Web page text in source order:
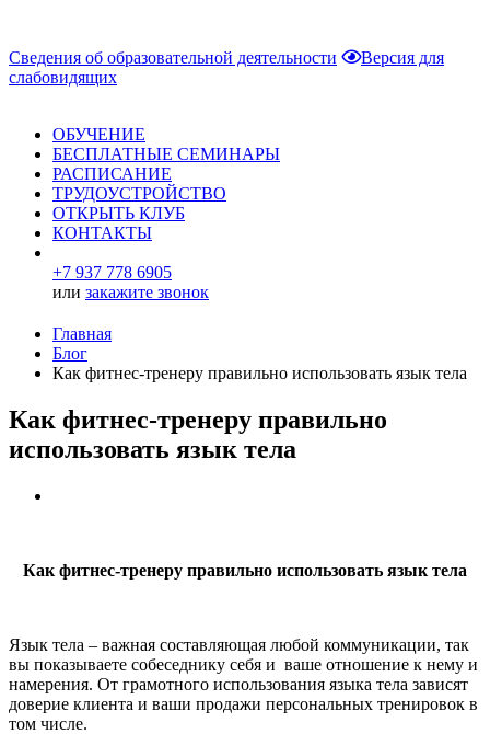
Сведения об образовательной деятельности
Версия для
слабовидящих
ОБУЧЕНИЕ
БЕСПЛАТНЫЕ СЕМИНАРЫ
РАСПИСАНИЕ
ТРУДОУСТРОЙСТВО
ОТКРЫТЬ КЛУБ
КОНТАКТЫ
+7 937 778 6905
или закажите звонок
Главная
Блог
Как фитнес-тренеру правильно использовать язык тела
Как фитнес-тренеру правильно
использовать язык тела
Как фитнес-тренеру правильно использовать язык тела
Язык тела – важная составляющая любой коммуникации, так
вы показываете собеседнику себя и ваше отношение к нему и
намерения. От грамотного использования языка тела зависят
доверие клиента и ваши продажи персональных тренировок в
том числе.